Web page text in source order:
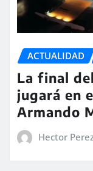
ACTUALIDAD
La final
jugará en
Armando
Hector